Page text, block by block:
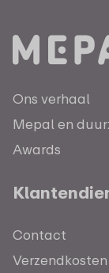
Ons verhaal
Mepal en
Awards
Contact